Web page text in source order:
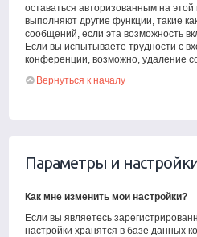
оставаться авторизованным на
выполняют другие функции, такие
сообщений, если эта возможность
Если вы испытываете трудности с
конференции, возможно, удаление
Вернуться к началу
Параметры и
Как мне изменить мои настройки?
Если вы являетесь
настройки хранятся в базе данных